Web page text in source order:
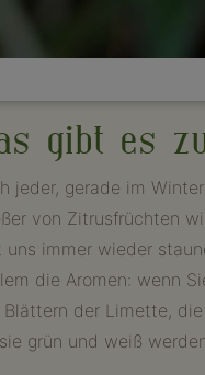
gibt es
gerade im
von Zitrusfrüchten
immer wieder
die Aromen: wenn
der Limette,
grün und weiß